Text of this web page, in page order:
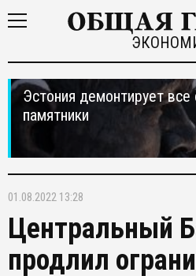
Эстония демонтирует все
памятники
01.08.2022 13:28
Центральный
продлил